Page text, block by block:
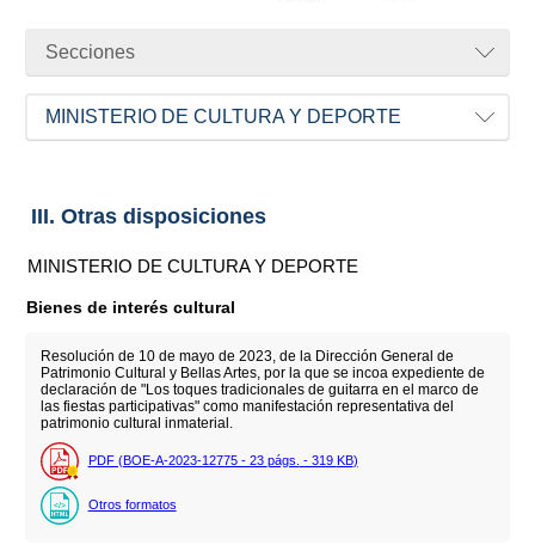
Secciones
MINISTERIO DE CULTURA Y DEPORTE
III. Otras disposiciones
MINISTERIO DE CULTURA Y DEPORTE
Bienes de interés cultural
Resolución de 10 de mayo de 2023, de la Dirección General de
Patrimonio Cultural y Bellas Artes, por la que se incoa expediente de
declaración de "Los toques tradicionales de guitarra en el marco de
las fiestas participativas" como manifestación representativa del
patrimonio cultural inmaterial.
PDF (BOE-A-2023-12775 - 23 págs. - 319 KB)
Otros formatos